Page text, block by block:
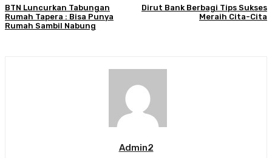
BTN Luncurkan Tabungan
Rumah Tapera : Bisa Punya
Rumah Sambil Nabung
Dirut Bank Berbagi Tips Sukses
Meraih Cita-Cita
Admin2